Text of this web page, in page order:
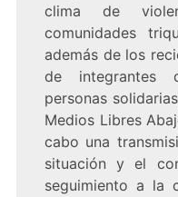
clima de
comunidades
además de los
de integrantes
personas
Medios Libres
cabo una
situación y el
seguimiento a la